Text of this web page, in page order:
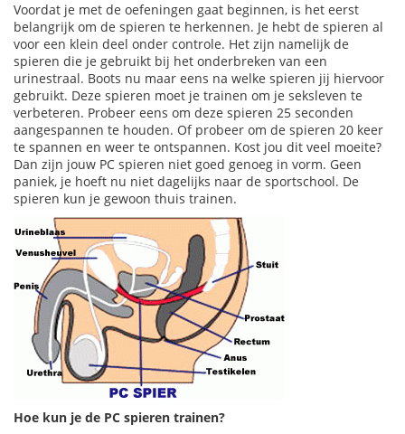
Voordat je met de oefeningen gaat beginnen, is het eerst
belangrijk om de spieren te herkennen. Je hebt de spieren al
voor een klein deel onder controle. Het zijn namelijk de
spieren die je gebruikt bij het onderbreken van een
urinestraal. Boots nu maar eens na welke spieren jij hiervoor
gebruikt. Deze spieren moet je trainen om je seksleven te
verbeteren. Probeer eens om deze spieren 25 seconden
aangespannen te houden. Of probeer om de spieren 20 keer
te spannen en weer te ontspannen. Kost jou dit veel moeite?
Dan zijn jouw PC spieren niet goed genoeg in vorm. Geen
paniek, je hoeft nu niet dagelijks naar de sportschool. De
spieren kun je gewoon thuis trainen.
Hoe kun je de PC spieren trainen?